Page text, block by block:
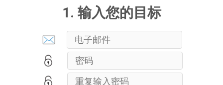
1. 输入您的目标